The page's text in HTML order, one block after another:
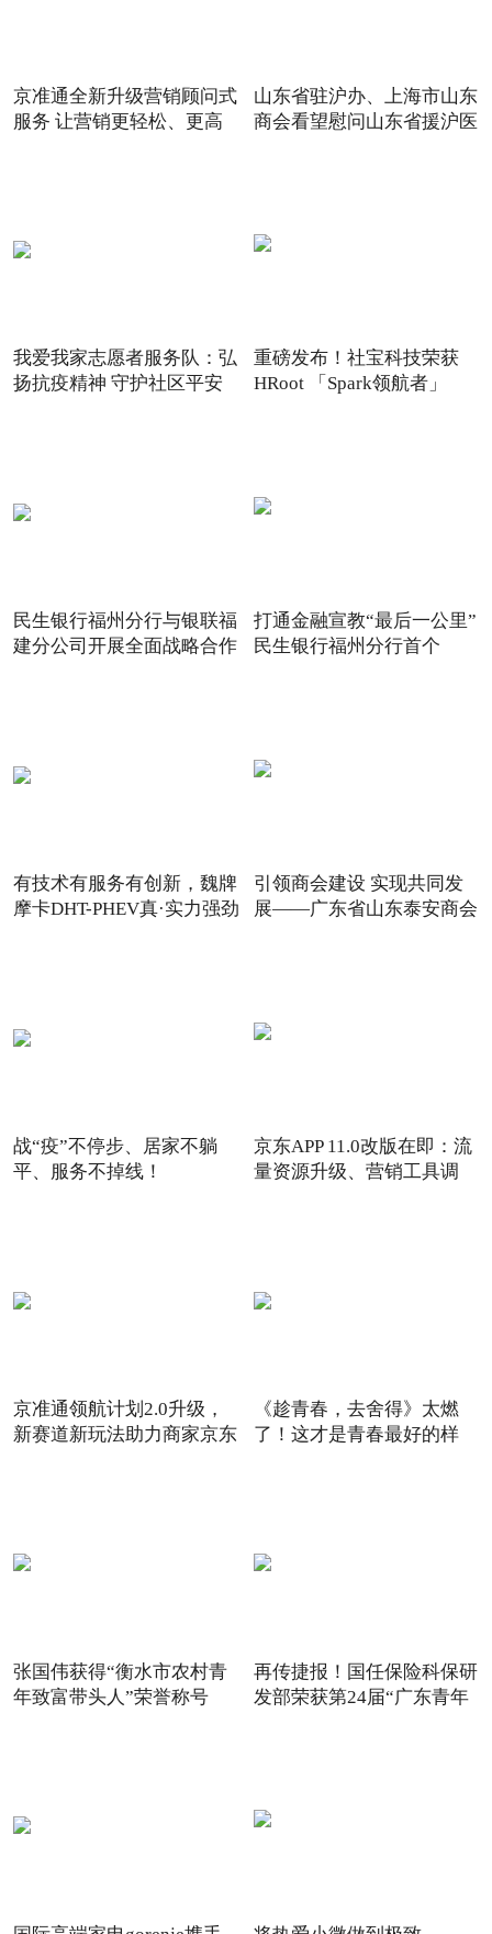
京准通全新升级营销顾问式
服务 让营销更轻松、更高
山东省驻沪办、上海市山东
商会看望慰问山东省援沪医
我爱我家志愿者服务队：弘
扬抗疫精神 守护社区平安
重磅发布！社宝科技荣获
HRoot 「Spark领航者」
民生银行福州分行与银联福
建分公司开展全面战略合作
打通金融宣教“最后一公里”
民生银行福州分行首个
有技术有服务有创新，魏牌
摩卡DHT-PHEV真·实力强劲
引领商会建设 实现共同发
展——广东省山东泰安商会
战“疫”不停步、居家不躺
平、服务不掉线！
京东APP 11.0改版在即：流
量资源升级、营销工具调
京准通领航计划2.0升级，
新赛道新玩法助力商家京东
《趁青春，去舍得》太燃
了！这才是青春最好的样
张国伟获得“衡水市农村青
年致富带头人”荣誉称号
再传捷报！国任保险科保研
发部荣获第24届“广东青年